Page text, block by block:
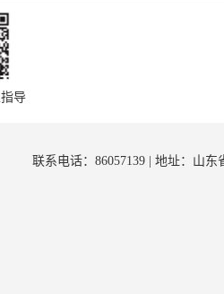
导
联系电话：86057139 | 地址：山